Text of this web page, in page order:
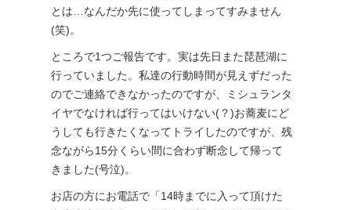
とは…なんだか先に使ってしまってすみません
(笑)。
ところで1つご報告です。実は先日また琵琶湖に
行っていました。私達の行動時間が見えずだった
のでご連絡できなかったのですが、ミシュランタ
イヤでなければ行ってはいけない(？)お蕎麦にど
うしても行きたくなってトライしたのですが、残
念ながら15分くらい間に合わず断念して帰って
きました(号泣)。
お店の方にお電話で「14時までに入って頂けた